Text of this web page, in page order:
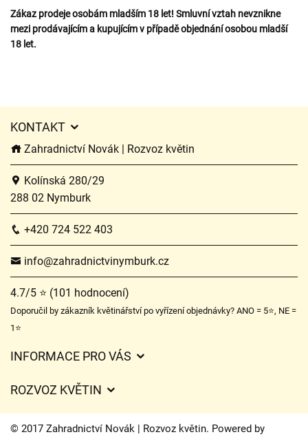
Zákaz prodeje osobám mladším 18 let! Smluvní vztah nevznikne
mezi prodávajícím a kupujícím v případě objednání osobou mladší
18 let.
KONTAKT
Zahradnictví Novák | Rozvoz květin
Kolínská 280/29
288 02 Nymburk
+420 724 522 403
info@zahradnictvinymburk.cz
4.7/5 ⭐ (101 hodnocení)
Doporučil by zákazník květinářství po vyřízení objednávky? ANO = 5⭐, NE =
1⭐
INFORMACE PRO VÁS
Často kladené dotazy
ROZVOZ KVĚTIN
Ceny za doručení
Kam doručujeme květiny
© 2017 Zahradnictví Novák | Rozvoz květin. Powered by